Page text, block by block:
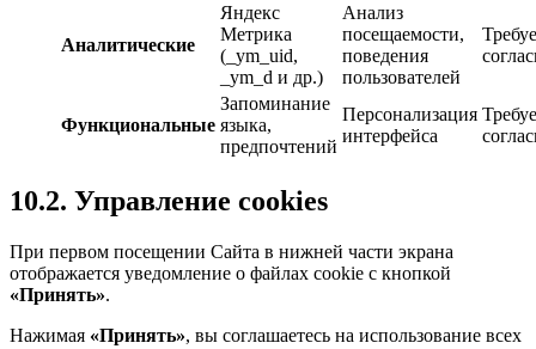
Аналитические
Яндекс
Метрика
(_ym_uid,
_ym_d и др.)
Анализ
посещаемости,
поведения
пользователей
Функциональные
Запоминание
языка,
предпочтений
Персонализация
интерфейса
10.2. Управление cookies
При первом посещении Сайта в нижней части экрана
отображается уведомление о файлах cookie с кнопкой
«Принять».
Нажимая «Принять», вы соглашаетесь на использование всех